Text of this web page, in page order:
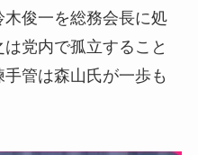
俊一を総務会長に処
党内で孤立すること
管は森山氏が一歩も